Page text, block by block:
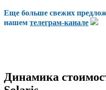
Еще больше свежих
нашем телеграм-канале
Динамика